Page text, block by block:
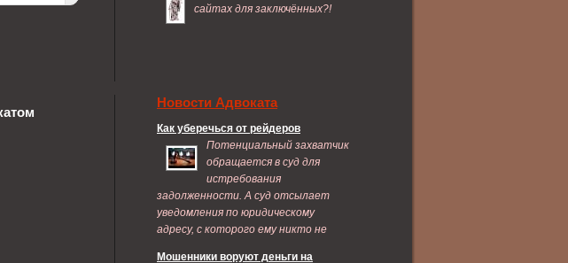
сайтах для заключённых?!
Новости Адвоката
Как уберечься от рейдеров
Потенциальный захватчик
обращается в суд для
истребования
задолженности. А суд отсылает
уведомления по юридическому
адресу, с которого ему никто не
Мошенники воруют деньги на